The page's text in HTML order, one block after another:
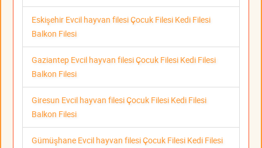
Eskişehir Evcil hayvan filesi Çocuk Filesi Kedi Filesi
Balkon Filesi
Gaziantep Evcil hayvan filesi Çocuk Filesi Kedi Filesi
Balkon Filesi
Giresun Evcil hayvan filesi Çocuk Filesi Kedi Filesi
Balkon Filesi
Gümüşhane Evcil hayvan filesi Çocuk Filesi Kedi Filesi